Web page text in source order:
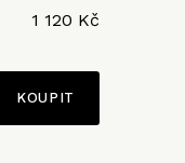
1 120 Kč